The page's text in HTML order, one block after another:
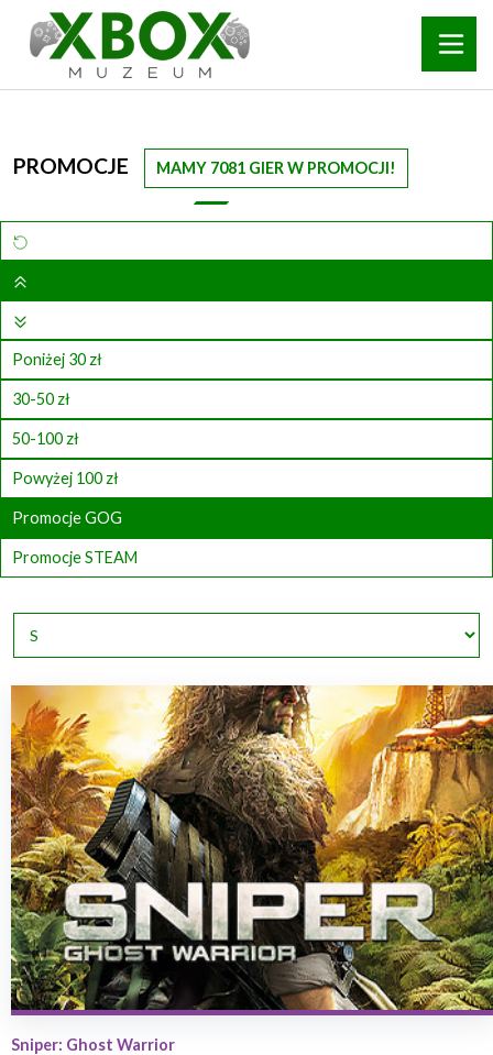
PROMOCJE MAMY 7081 GIER W PROMOCJI!
Poniżej 30 zł
30-50 zł
50-100 zł
Powyżej 100 zł
Promocje GOG
Promocje STEAM
Sniper: Ghost Warrior